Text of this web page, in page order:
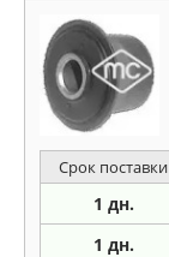
Срок поставки
1 дн.
1 дн.